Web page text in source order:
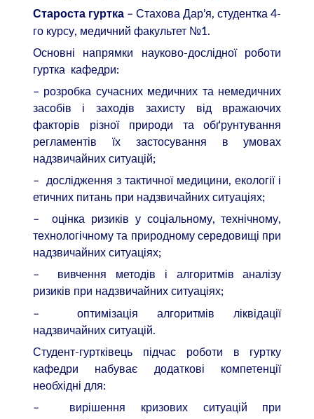
Староста гуртка– Стахова Дар’я, студентка 4-
го курсу, медичний факультет №1.
Основні напрямки науково-дослідної роботи
гуртка кафедри:
– розробка сучасних медичних та немедичних
засобів і заходів захисту від вражаючих
факторів різної природи та обґрунтування
регламентів їх застосування в умовах
надзвичайних ситуацій;
– дослідження з тактичної медицини, екології і
етичних питань при надзвичайних ситуаціях;
– оцінка ризиків у соціальному, технічному,
технологічному та природному середовищі при
надзвичайних ситуаціях;
– вивчення методів і алгоритмів аналізу
ризиків при надзвичайних ситуаціях;
– оптимізація алгоритмів ліквідації
надзвичайних ситуацій.
Студент-гуртківець підчас роботи в гуртку
кафедри набуває додаткові компетенції
необхідні для:
– вирішення кризових ситуацій при